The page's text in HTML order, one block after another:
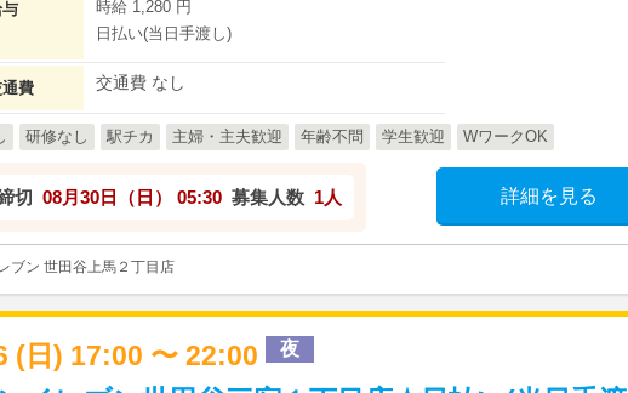
時給 1,280 円
日払い(当日手渡し)
費 交通費 なし
研修なし 駅チカ 主婦・主夫歓迎 年齢不問 学生歓迎 WワークOK
切 08月30日（日） 05:30 募集人数 1人 詳細を見る
ブン 世田谷上馬２丁目店
(日) 17:00 〜 22:00 夜